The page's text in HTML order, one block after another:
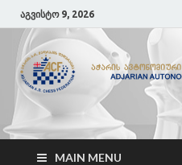
აგვისტო 9, 2026
ACF
აჭარის ჭადრაკის ფედერაცია
MAIN MENU